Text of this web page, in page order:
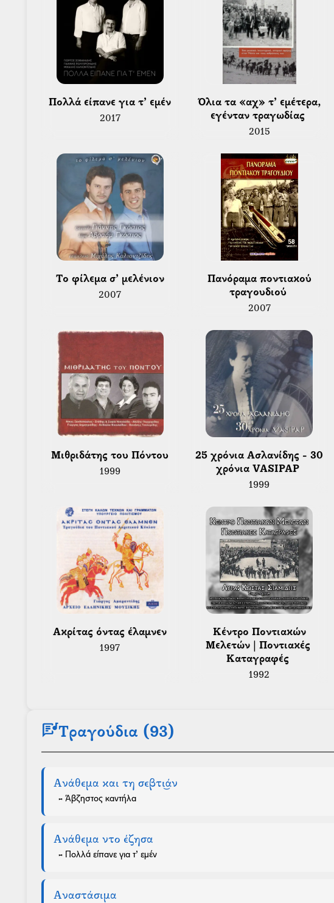
Πολλά είπανε για τ’ εμέν
2017
Όλια τα «αχ» τ’ εμέτερα,
εγένταν τραγωδίας
2015
Το φίλεμα σ’ μελένιον
2007
τραγουδιού
2007
Μιθριδάτης του Πόντου
1999
25 χρόνια Ασλανίδης - 30
χρόνια VASIPAP
1999
Ακρίτας όντας έλαμνεν
1997
Μελετών | Ποντιακές
Καταγραφές
1992
lyricsΤραγούδια (93)
Ανάθεμα και τη σεβτι͜άν
- Άβζηστος καντήλα
Ανάθεμα ντο έζησα
- Πολλά είπανε για τ’ εμέν
Αναστάσιμα